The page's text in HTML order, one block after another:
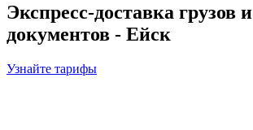
Экспресс-доставка грузов и
документов - Ейск
Узнайте тарифы